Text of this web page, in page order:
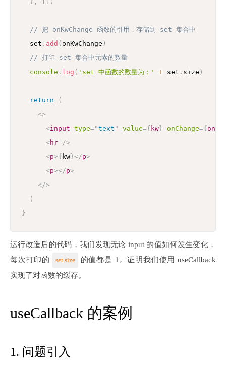
// 把 onKwChange 函数的引用，存储到 set 集合中
  set
. add ( onKwChange )
// 打印 set 集合中元素的数量
console . log ( 'set 中函数的数量为：' + set . size )
return
(
<>
<input type="text " value={ kw } onChange={
<hr
/>
<p>{ kw }</p>
<p></p>
</>
)
}
运行改造后的代码，我们发现无论 input 的值如何发生变化，
每次打印的
set.size
的值都是 1。证明我们使用 useCallback
实现了对函数的缓存。
useCallback 的案例
1. 问题引入